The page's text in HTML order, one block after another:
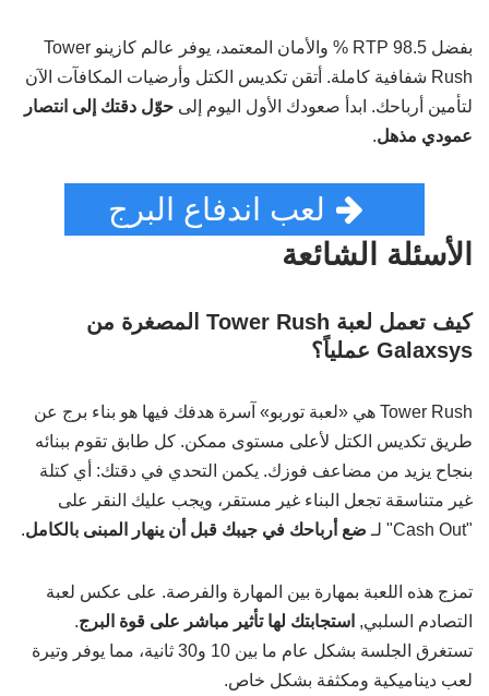
بفضل RTP 98.5 % والأمان المعتمد، يوفر عالم كازينو Tower
Rush شفافية كاملة. أتقن تكديس الكتل وأرضيات المكافآت الآن
لتأمين أرباحك. ابدأ صعودك الأول اليوم إلى حوّل دقتك إلى انتصار
عمودي مذهل.
الأسئلة الشائعة
كيف تعمل لعبة Tower Rush المصغرة من
Galaxsys عملياً؟
Tower Rush هي «لعبة توربو» آسرة هدفك فيها هو بناء برج عن
طريق تكديس الكتل لأعلى مستوى ممكن. كل طابق تقوم ببنائه
بنجاح يزيد من مضاعف فوزك. يكمن التحدي في دقتك: أي كتلة
غير متناسقة تجعل البناء غير مستقر، ويجب عليك النقر على
"Cash Out" لـ
ضع أرباحك في جيبك قبل أن ينهار المبنى بالكامل.
تمزج هذه اللعبة بمهارة بين المهارة والفرصة. على عكس لعبة
التصادم السلبي, استجابتك لها تأثير مباشر على قوة البرج.
تستغرق الجلسة بشكل عام ما بين 10 و30 ثانية، مما يوفر وتيرة
لعب ديناميكية ومكثفة بشكل خاص.